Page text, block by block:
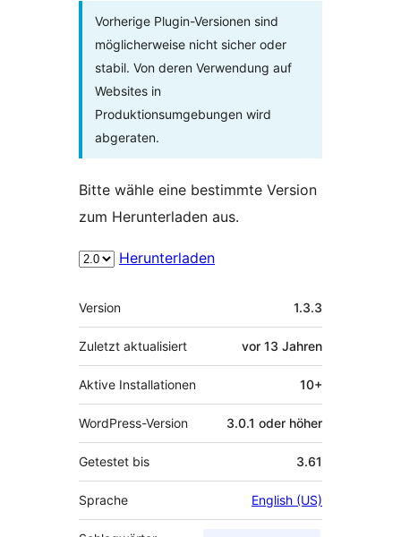
Vorherige Plugin-Versionen sind
möglicherweise nicht sicher oder
stabil. Von deren Verwendung auf
Websites in
Produktionsumgebungen wird
abgeraten.
Bitte wähle eine bestimmte Version
zum Herunterladen aus.
Herunterladen
Meta
Version 1.3.3
Zuletzt aktualisiert vor 13 Jahren
Aktive Installationen 10+
WordPress-Version 3.0.1 oder höher
Getestet bis 3.61
Sprache English (US)